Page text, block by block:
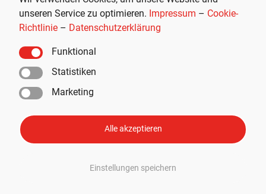
unseren Service zu optimieren. Impressum – Cookie-
Richtlinie – Datenschutzerklärung
Funktional
Statistiken
Marketing
Alle akzeptieren
Einstellungen speichern
THG-Quote verkaufen: Als E-Auto-
Fahrer schnell und einfach 400
Euro Prämie sichern
EMPFOHLEN
Mehr Lesen